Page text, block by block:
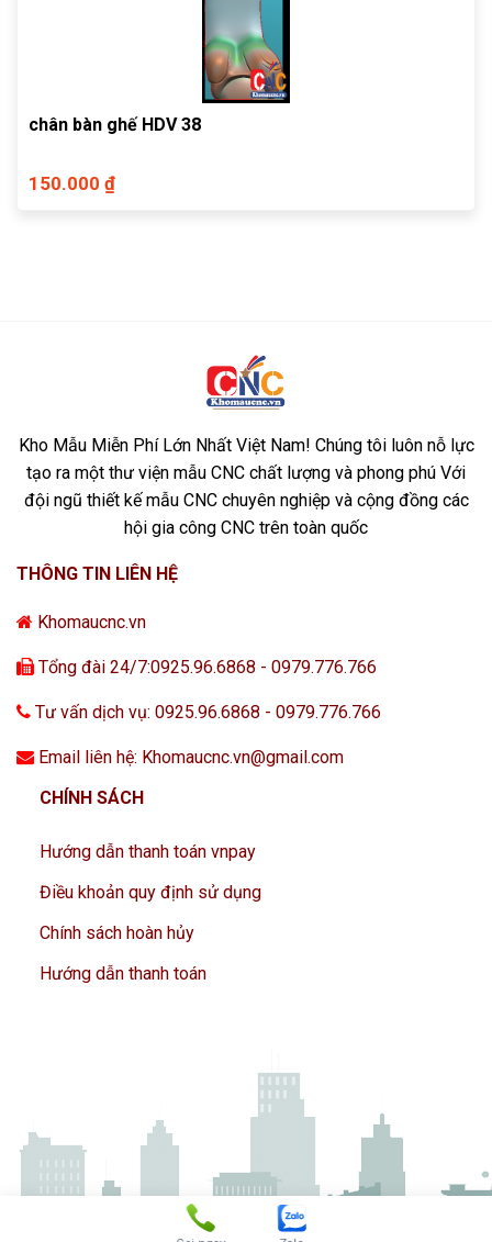
chân bàn ghế HDV 38
150.000 ₫
Kho Mẫu Miễn Phí Lớn Nhất Việt Nam! Chúng tôi luôn nỗ lực
tạo ra một thư viện mẫu CNC chất lượng và phong phú Với
đội ngũ thiết kế mẫu CNC chuyên nghiệp và cộng đồng các
hội gia công CNC trên toàn quốc
THÔNG TIN LIÊN HỆ
Khomaucnc.vn
Tổng đài 24/7:0925.96.6868 - 0979.776.766
Tư vấn dịch vụ: 0925.96.6868 - 0979.776.766
Email liên hệ: Khomaucnc.vn@gmail.com
CHÍNH SÁCH
Hướng dẫn thanh toán vnpay
Điều khoản quy định sử dụng
Chính sách hoàn hủy
Hướng dẫn thanh toán